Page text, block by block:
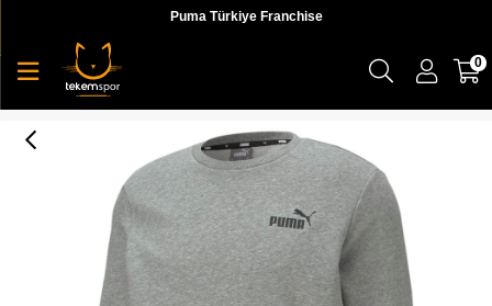
Puma Türkiye Franchise
0